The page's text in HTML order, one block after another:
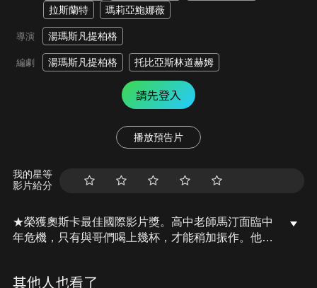
拉斯蘭特
瑪莉亞鮑娜薇
導演 湯瑪斯凡提柏格
編劇 湯瑪斯凡提柏格 托比亞斯林道赫姆
請先登入
播放預告片
我的星等
影片給分
★榮獲奧斯卡最佳國際影片獎。高中老師馬汀面臨中
年危機，只有與哥們喝上幾杯，才能稍加振作。他們
微醺的馬汀宛如迎來重生，哥們之間更是精氣神煥
其他人也看了